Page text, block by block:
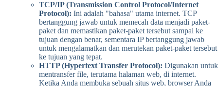
TCP/IP (Transmission Control Protocol/Internet
Protocol): Ini adalah "bahasa" utama internet. TCP
bertanggung jawab untuk memecah data menjadi paket-
paket dan memastikan paket-paket tersebut sampai ke
tujuan dengan benar, sementara IP bertanggung jawab
untuk mengalamatkan dan merutekan paket-paket tersebut
ke tujuan yang tepat.
HTTP (Hypertext Transfer Protocol): Digunakan untuk
mentransfer file, terutama halaman web, di internet.
Ketika Anda membuka sebuah situs web, browser Anda